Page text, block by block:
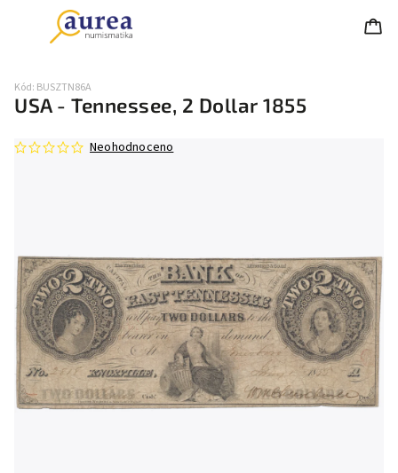
USA - Tennessee, 2 Dollar 1855
Kód: BUSZTN86A
Neohodnoceno